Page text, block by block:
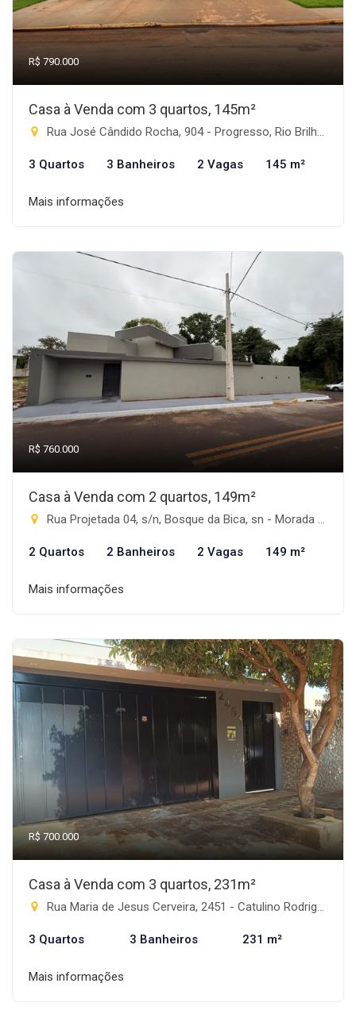
R$ 790.000
Casa à Venda com 3 quartos, 145m²
Rua José Cândido Rocha, 904 - Progresso, Rio Brilhante-MS
3 Quartos 3 Banheiros 2 Vagas 145 m²
Mais informações
R$ 760.000
Casa à Venda com 2 quartos, 149m²
Rua Projetada 04, s/n, Bosque da Bica, sn - Morada do Sol, Rio Brilhante-MS
2 Quartos 2 Banheiros 2 Vagas 149 m²
Mais informações
R$ 700.000
Casa à Venda com 3 quartos, 231m²
Rua Maria de Jesus Cerveira, 2451 - Catulino Rodrigues de Lima, Rio Brilhante-MS
3 Quartos 3 Banheiros 231 m²
Mais informações